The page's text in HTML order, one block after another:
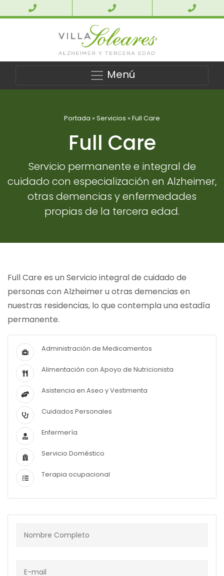
Menú
Portada » Servicios » Full Care
Full Care
Servicio permanente e integral de
cuidado con especialización en Alzheimer,
otras demencias y enfermedades
propias de la tercera edad.
Full Care es un Servicio integral de cuidado de
personas con Alzheimer u otras demencias en
nuestras residencias, lo que contempla una estadía
permanente.
Administración de Medicamentos
Alimentación con Apoyo de Nutricionista
Asistencia en Aseo y Vestimenta
Cuidados Personales
Enfermería
Servicio Doméstico
Terapia ocupacional